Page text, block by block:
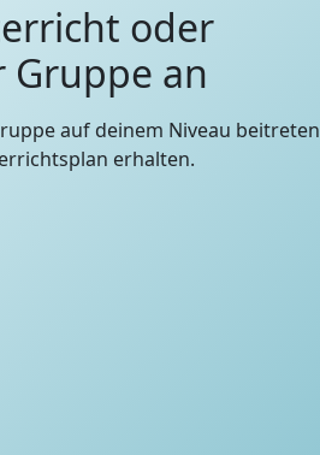
oder
Gruppe an
auf deinem Niveau beitreten
erhalten.